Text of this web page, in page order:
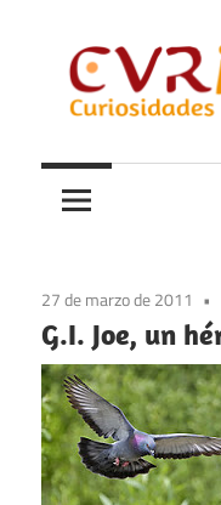
contenido
y
anécdotas
historia
27 de marzo de 2011
G.I. Joe, un